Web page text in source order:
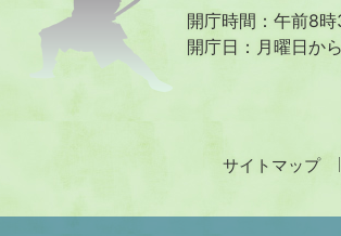
開庁時間：午前8
開庁日：月曜日か
サイトマップ